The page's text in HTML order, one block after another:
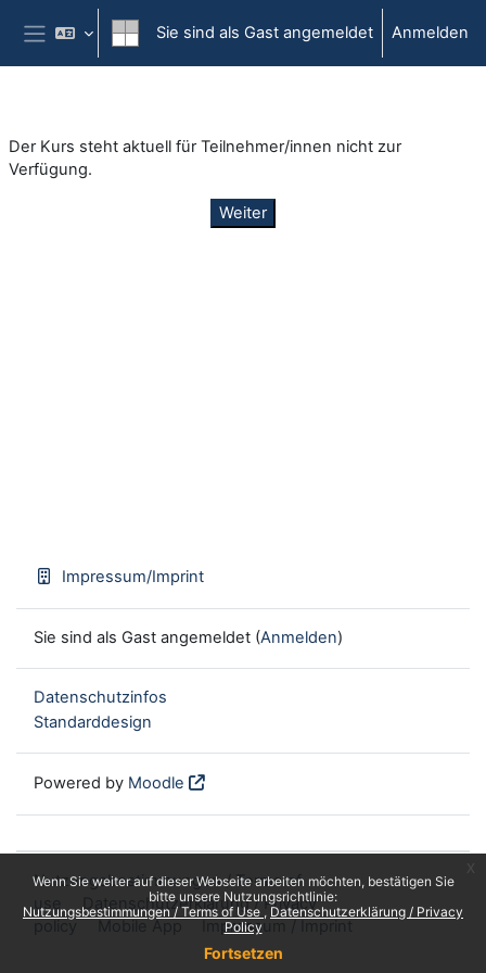
Zum Hauptinhalt
Wenn Sie weiter auf dieser Webseite arbeiten möchten, bestätigen Sie
bitte unsere Nutzungsrichtlinie:
Nutzungsbestimmungen / Terms of Use
Datenschutzerklärung / Privacy
Policy
Fortsetzen
Website-Übersicht
Sie sind als Gast angemeldet Anmelden
Der Kurs steht aktuell für Teilnehmer/innen nicht zur
Verfügung.
Weiter
Impressum/Imprint
Sie sind als Gast angemeldet (Anmelden)
Datenschutzinfos
Standarddesign
Powered by Moodle
Nutzungsbestimmungen / Terms of
use
Datenschutzerklärung / Privacy
policy
Mobile App Impressum / Imprint